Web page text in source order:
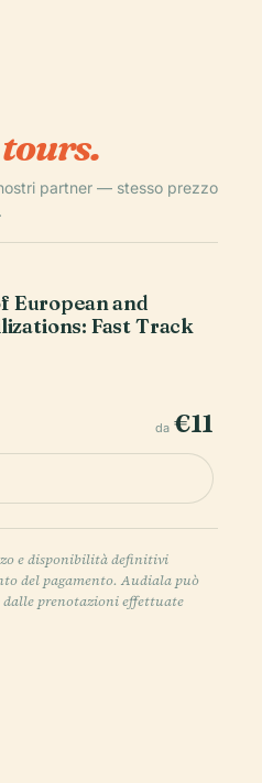
tours.
partner — stesso prezzo
European and
Fast Track
da €11
e disponibilità definitivi
del pagamento. Audiala può
dalle prenotazioni effettuate